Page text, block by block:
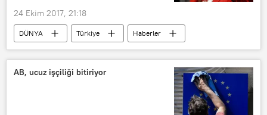
24 Ekim 2017, 21:18
DÜNYA Türkiye
Haberler
TÜRKİYE
Meral Akşener
Ali Türkşen
AB, ucuz işçiliği bitiriyor